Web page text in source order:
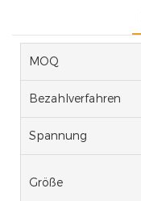
MOQ
Bezahlverfahren
Spannung
Größe